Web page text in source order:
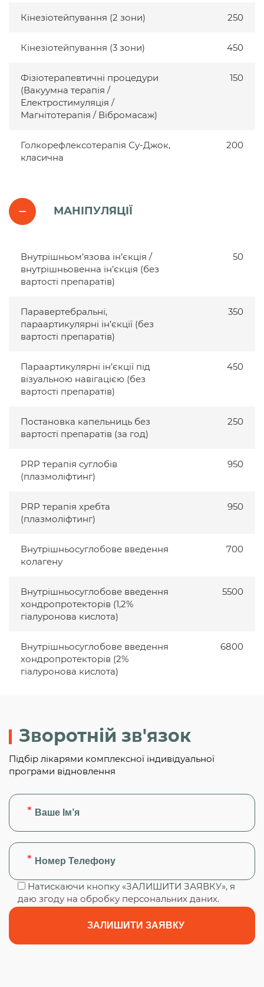
Кінезіотейпування (2 зони) 250
Кінезіотейпування (3 зони) 450
Фізіотерапевтичні процедури
(Вакуумна терапія /
Електростимуляція /
Магнітотерапія / Вібромасаж)
150
Голкорефлексотерапія Су-Джок,
класична
200
МАНІПУЛЯЦІЇ
Внутрішньом’язова ін’єкція /
внутрішньовенна ін’єкція (без
вартості препаратів)
50
Паравертебральні,
параартикулярні ін’єкції (без
вартості препаратів)
350
Параартикулярні ін’єкції під
візуальною навігацією (без
вартості препаратів)
450
Постановка капельниць без
вартості препаратів (за год)
250
PRP терапія суглобів
(плазмоліфтинг)
950
PRP терапія хребта
(плазмоліфтинг)
950
Внутрішньосуглобове введення
колагену
700
Внутрішньосуглобове введення
хондропротекторів (1,2%
гіалуронова кислота)
5500
Внутрішньосуглобове введення
хондропротекторів (2%
гіалуронова кислота)
6800
Зворотній зв'язок
Підбір лікарями комплексної індивідуальної
програми відновлення
Натискаючи кнопку «ЗАЛИШИТИ ЗАЯВКУ», я
даю згоду на обробку персональних даних.